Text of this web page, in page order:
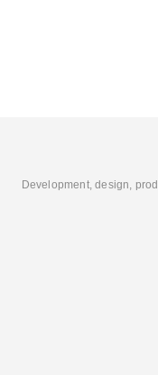
Development, design,